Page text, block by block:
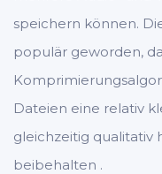
speichern können.
populär geworden,
Dateien eine relativ
gleichzeitig qualitativ
beibehalten .